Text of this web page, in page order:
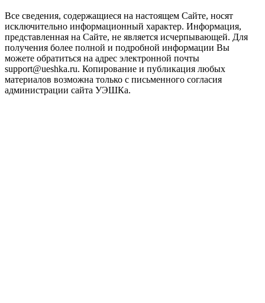
Все сведения, содержащиеся на настоящем Сайте, носят
исключительно информационный характер. Информация,
представленная на Сайте, не является исчерпывающей. Для
получения более полной и подробной информации Вы
можете обратиться на адрес электронной почты
support@ueshka.ru. Копирование и публикация любых
материалов возможна только с письменного согласия
администрации сайта УЭШКа.